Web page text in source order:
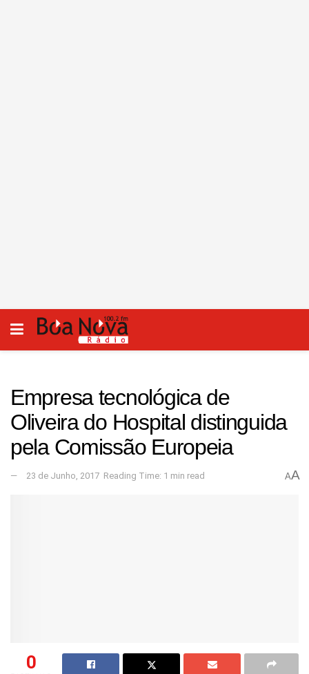
Empresa tecnológica de
Oliveira do Hospital distinguida
pela Comissão Europeia
23 de Junho, 2017 Reading Time: 1 min read AA
0